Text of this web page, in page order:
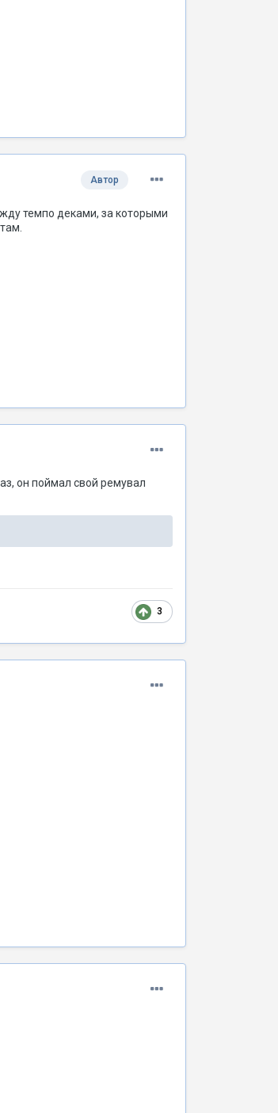
Автор
темпо деками, за которыми
он поймал свой ремувал
3